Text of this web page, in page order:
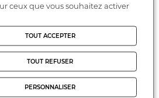
ceux que vous souhaitez activer
TOUT ACCEPTER
TOUT REFUSER
PERSONNALISER